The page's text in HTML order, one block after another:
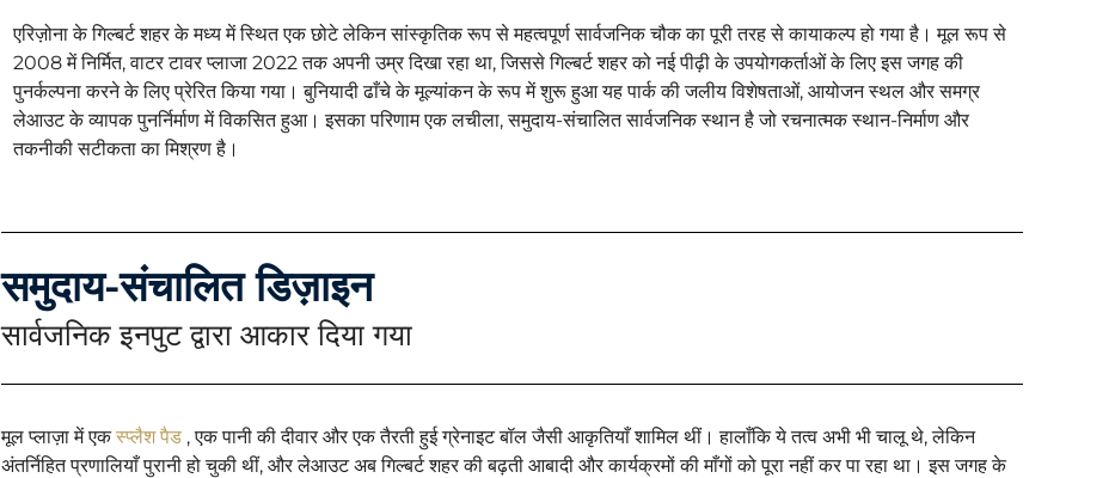
एरिज़ोना के गिल्बर्ट शहर के मध्य में स्थित एक छोटे लेकिन सांस्कृतिक रूप से महत्वपूर्ण सार्वजनिक चौक का पूरी तरह से कायाकल्प हो गया है। मूल रूप से
2008 में निर्मित, वाटर टावर प्लाजा 2022 तक अपनी उम्र दिखा रहा था, जिससे गिल्बर्ट शहर को नई पीढ़ी के उपयोगकर्ताओं के लिए इस जगह की
पुनर्कल्पना करने के लिए प्रेरित किया गया। बुनियादी ढाँचे के मूल्यांकन के रूप में शुरू हुआ यह पार्क की जलीय विशेषताओं, आयोजन स्थल और समग्र
लेआउट के व्यापक पुनर्निर्माण में विकसित हुआ। इसका परिणाम एक लचीला, समुदाय-संचालित सार्वजनिक स्थान है जो रचनात्मक स्थान-निर्माण और
तकनीकी सटीकता का मिश्रण है।
समुदाय-संचालित डिज़ाइन
सार्वजनिक इनपुट द्वारा आकार दिया गया
मूल प्लाज़ा में एकस्प्लैश पैड , एक पानी की दीवार और एक तैरती हुई ग्रेनाइट बॉल जैसी आकृतियाँ शामिल थीं। हालाँकि ये तत्व अभी भी चालू थे, लेकिन
अंतर्निहित प्रणालियाँ पुरानी हो चुकी थीं, और लेआउट अब गिल्बर्ट शहर की बढ़ती आबादी और कार्यक्रमों की माँगों को पूरा नहीं कर पा रहा था। इस जगह के